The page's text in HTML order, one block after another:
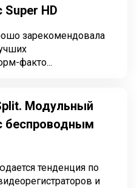
Super HD
зарекомендовала
факто...
Модульный
беспроводным
тенденция по
и